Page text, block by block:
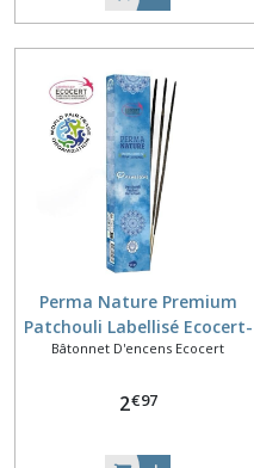
Perma Nature Premium
Patchouli Labellisé Ecocert-
Fair Trade 15g
Bâtonnet D'encens Ecocert
2€97